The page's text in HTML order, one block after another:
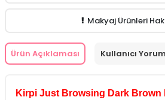
Makyaj Ürünleri
Ürün Açıklaması Kullanıcı
Kirpi Just Browsing Dark Brown